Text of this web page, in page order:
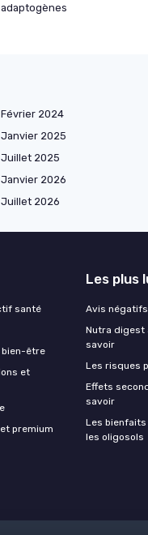
adaptogènes
Février 2024
Janvier 2025
Juillet 2025
Janvier 2026
Juillet 2026
santé
bien-être
et
premium
Les plus
Avis
Nutra digest
savoir
Les risques
Effets
savoir
Les
les oligosols